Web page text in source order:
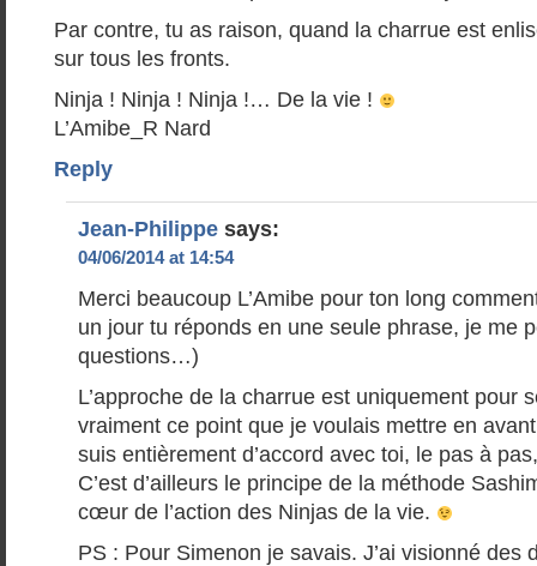
Par contre, tu as raison, quand la charrue est
sur tous les fronts.
Ninja ! Ninja ! Ninja !… De la vie !
L’Amibe_R Nard
Reply
Jean-Philippe says:
04/06/2014 at 14:54
Merci beaucoup L’Amibe pour ton long
un jour tu réponds en une seule phrase, je me
questions…)
L’approche de la charrue est uniquement pour
vraiment ce point que je voulais mettre en
suis entièrement d’accord avec toi, le pas à
C’est d’ailleurs le principe de la méthode
cœur de l’action des Ninjas de la vie.
PS : Pour Simenon je savais. J’ai visionné des